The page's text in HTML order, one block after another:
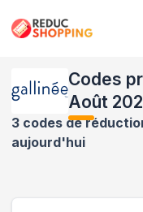
Codes
Août
3 codes de
aujourd'hui